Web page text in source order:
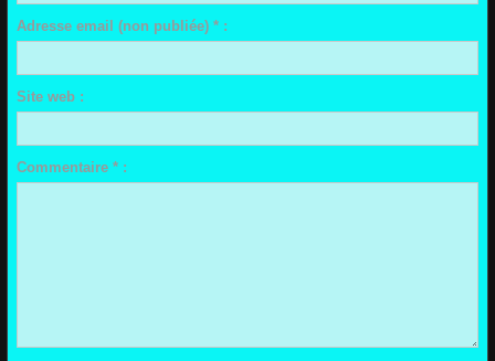
Adresse email (non publiée) * :
Site web :
Commentaire * :